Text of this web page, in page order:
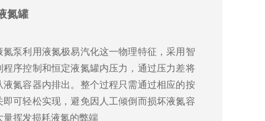
氮罐
氮泵利用液氮极易汽化这一物理特征，采用智
程序控制和恒定液氮罐内压力，通过压力差将
液氮容器内排出。整个过程只需通过相应的按
即可轻松实现，避免因人工倾倒而损坏液氮容
量挥发损耗液氮的弊端